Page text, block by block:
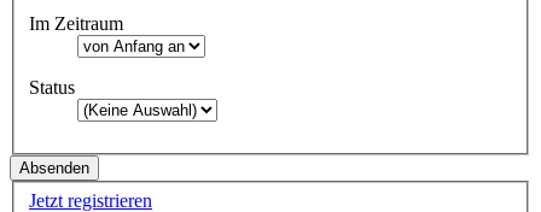
Im Zeitraum
Status
Jetzt registrieren